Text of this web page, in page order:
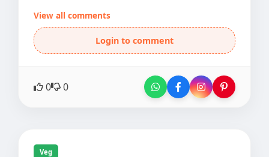
View all comments
Login to comment
0 0
Veg